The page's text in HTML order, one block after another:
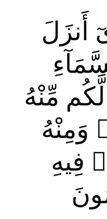
أَنزَلَ
مِّنْهُ